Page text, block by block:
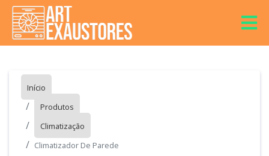
Início
Produtos
Climatização
Climatizador De Parede